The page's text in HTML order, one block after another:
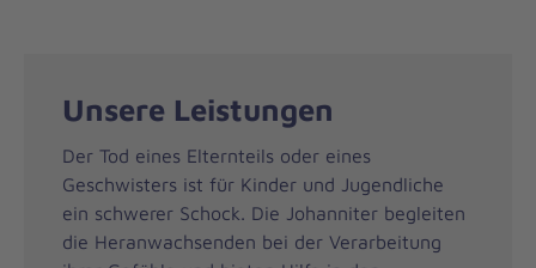
Unsere Leistungen
Der Tod eines Elternteils oder eines
Geschwisters ist für Kinder und Jugendliche
ein schwerer Schock. Die Johanniter begleiten
die Heranwachsenden bei der Verarbeitung